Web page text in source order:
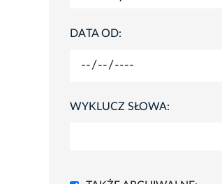
DATA OD:
WYKLUCZ SŁOWA: